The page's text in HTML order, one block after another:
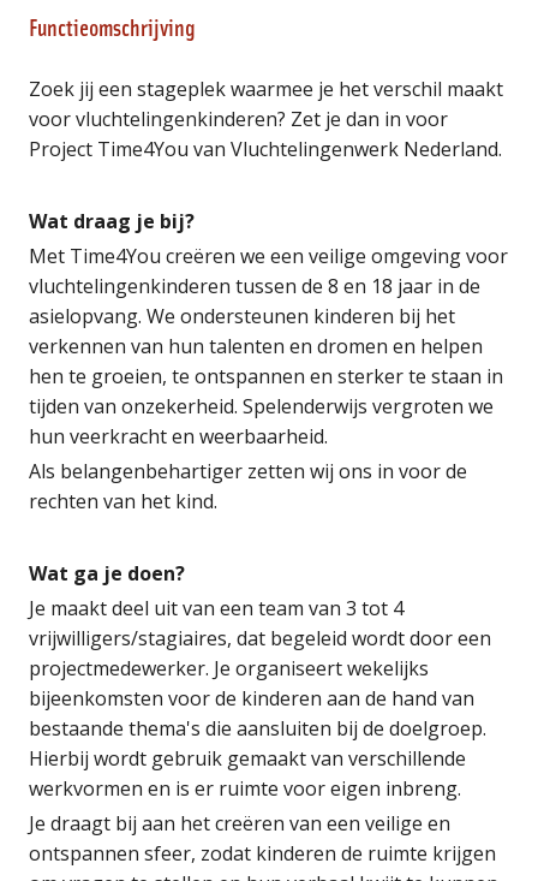
Functieomschrijving
Zoek jij een stageplek waarmee je het verschil maakt
voor vluchtelingenkinderen? Zet je dan in voor
Project Time4You van Vluchtelingenwerk Nederland.
Wat draag je bij?
Met Time4You creëren we een veilige omgeving voor
vluchtelingenkinderen tussen de 8 en 18 jaar in de
asielopvang. We ondersteunen kinderen bij het
verkennen van hun talenten en dromen en helpen
hen te groeien, te ontspannen en sterker te staan in
tijden van onzekerheid. Spelenderwijs vergroten we
hun veerkracht en weerbaarheid.
Als belangenbehartiger zetten wij ons in voor de
rechten van het kind.
Wat ga je doen?
Je maakt deel uit van een team van 3 tot 4
vrijwilligers/stagiaires, dat begeleid wordt door een
projectmedewerker. Je organiseert wekelijks
bijeenkomsten voor de kinderen aan de hand van
bestaande thema's die aansluiten bij de doelgroep.
Hierbij wordt gebruik gemaakt van verschillende
werkvormen en is er ruimte voor eigen inbreng.
Je draagt bij aan het creëren van een veilige en
ontspannen sfeer, zodat kinderen de ruimte krijgen